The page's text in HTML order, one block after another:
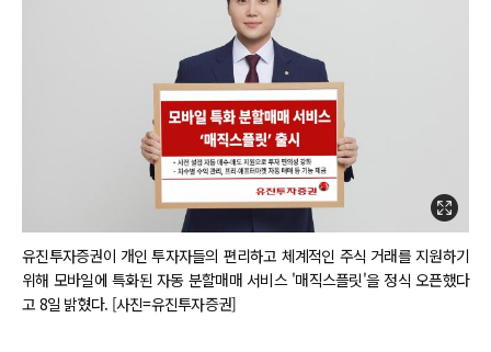
유진투자증권이 개인 투자자들의 편리하고 체계적인 주식 거래를 지원하기
위해 모바일에 특화된 자동 분할매매 서비스 '매직스플릿'을 정식 오픈했다
고 8일 밝혔다. [사진=유진투자증권]